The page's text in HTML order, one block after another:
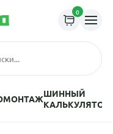
0
ШИННЫЙ
КАЛЬКУЛЯТОР